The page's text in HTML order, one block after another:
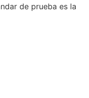
de prueba es la